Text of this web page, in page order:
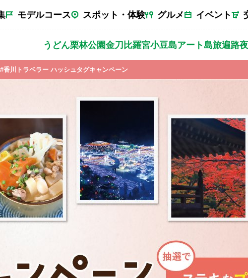
モデルコース スポット・体験 グルメ イベント
うどん栗林公園金刀比羅宮小豆島アート島旅遍路
#香川トラベラー ハッシュタグキャンペーン